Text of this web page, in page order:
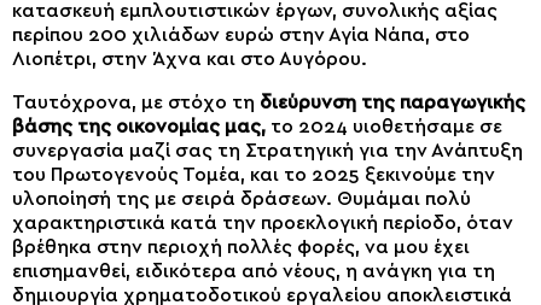
κατασκευή εμπλουτιστικών έργων, συνολικής αξίας
περίπου 200 χιλιάδων ευρώ στην Αγία Νάπα, στο
Λιοπέτρι, στην Άχνα και στο Αυγόρου.
Ταυτόχρονα, με στόχο τη διεύρυνση της παραγωγικής
βάσης της οικονομίας μας, το 2024 υιοθετήσαμε σε
συνεργασία μαζί σας τη Στρατηγική για την Ανάπτυξη
του Πρωτογενούς Τομέα, και το 2025 ξεκινούμε την
υλοποίησή της με σειρά δράσεων. Θυμάμαι πολύ
χαρακτηριστικά κατά την προεκλογική περίοδο, όταν
βρέθηκα στην περιοχή πολλές φορές, να μου έχει
επισημανθεί, ειδικότερα από νέους, η ανάγκη για τη
δημιουργία χρηματοδοτικού εργαλείου αποκλειστικά